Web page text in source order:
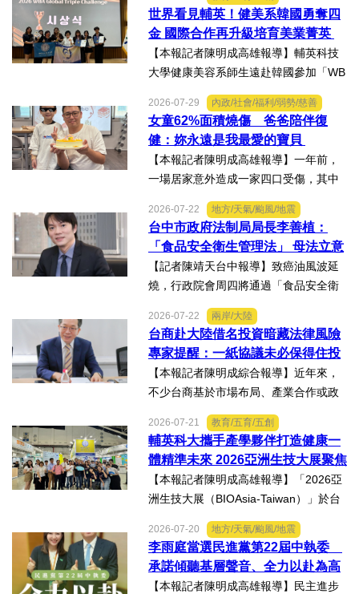
好人好事/人物介紹
一路過關斬將，順利完成火箭發射，並
將全箭完整回收，勇奪高中學生1K組亞
軍，表現亮眼。陳國清...
世界看見輔英！健美系韓國勇奪四
金 國際合作再升級培育美業菁英
【本報記者陳明成高雄報導】輔英科技
大學健康美容系師生遠赴韓國參加「WB
AA第25屆世界美容藝術與設計國際大
賽」及「2026WBAGlobalTripleChallen
ge全球美學現場賽」，展現紮實專業實
力，師生聯手勇奪四金、...
2026-07-29 內政/社會/福利/弱勢/慈善
女童62%面積燒傷 爸爸陪伴復
健：妳永遠是我最愛的寶貝
【本報記者陳明成高雄報導】一年前，
一場居家意外造成一家四口受傷，其中
當時年僅四歲的女兒芸芸全身62%面積
燒傷，在加護病房搶救超過兩個月，並
歷經在陽光基金會近一年的漫長復復健
及陪伴下，芸芸將於八月重返...
2026-07-22 地方/天氣/颱風/地震
台中市政府法制局局長李善植：
「食品安全衛生管理法」 母法立意
良善但子法標準過於寬鬆、處罰欠
缺嚇阻力、第一線缺乏足夠的人力
【記者陳靖天台中報導】致癌油風波延
燒，行政院會周四將通過「食品安全衛
生管理法」修法。行政院長卓榮泰20日
說明十大修法重點，其中增訂地方主管
機關風險導向查核機制、強化業者異常
通報責任及加重通報不實處...
2026-07-22 兩岸/大陸
台商赴大陸借名投資暗藏法律風險
專家提醒：一紙協議未必保得住投
資權益
【本報記者陳明成綜合報導】近年來，
不少台商基於市場布局、產業合作或政
策因素，選擇透過隱名投資方式中國大
陸。然而，看似便利的投資模式，卻可
能隱藏股權歸屬、投資收益、經營控制
權及法律責任等風險，一旦...
2026-07-21 教育/五育/五創
輔英科大攜手產學夥伴打造健康一
體精準未來 2026亞洲生技大展聚焦
精準健康創新實力
【本報記者陳明成高雄報導】「2026亞
洲生技大展（BIOAsia-Taiwan）」於台
北南港展覽館盛大登場，輔英科技大學
研發長葉耀宗率團隊以「健康一體．精
準未來」為主題參展，展現產學合作夥
伴展示精準健康、生物科...
2026-07-20 地方/天氣/颱風/地震
李雨庭當選民進黨第22屆中執委
承諾傾聽基層聲音、全力以赴為高
雄與台灣努力
【本報記者陳明成高雄報導】民主進步